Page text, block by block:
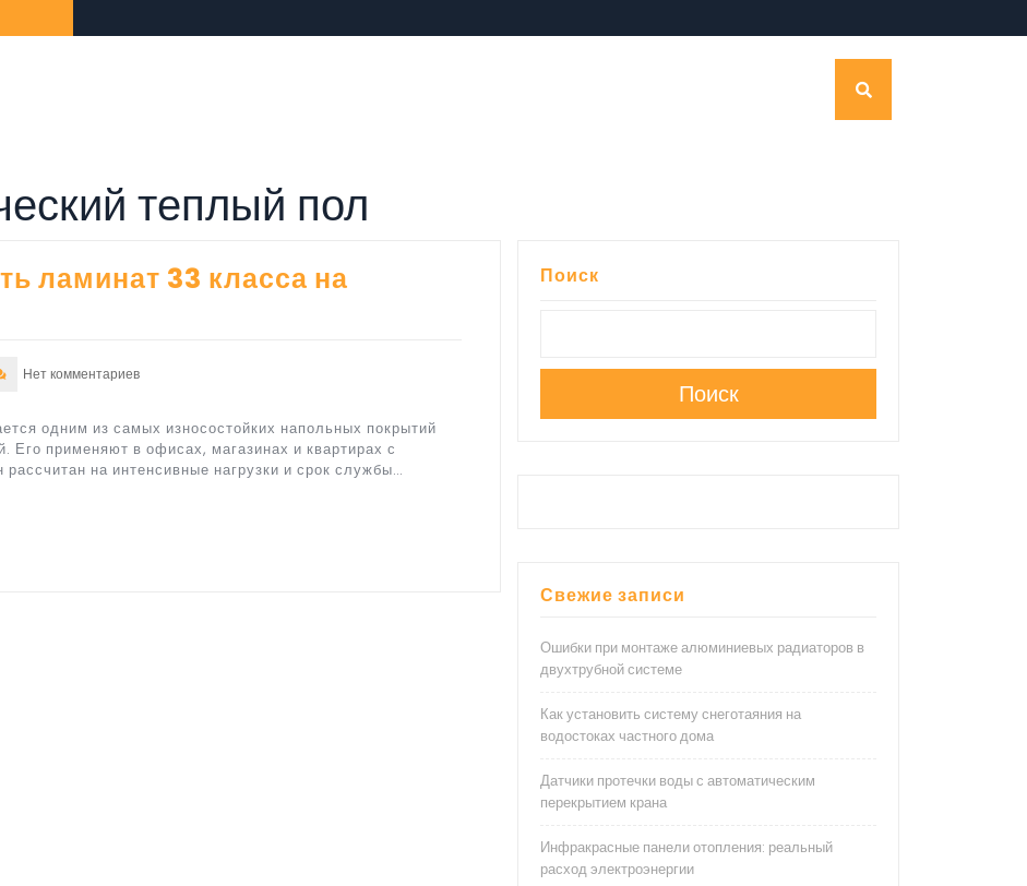
теплый пол
ламинат 33 класса на
Нет комментариев
одним из самых износостойких напольных покрытий
применяют в офисах, магазинах и квартирах с
на интенсивные нагрузки и срок службы…
Поиск
Поиск
Свежие записи
Ошибки при монтаже алюминиевых радиаторов в
двухтрубной системе
Как установить систему снеготаяния на
водостоках частного дома
Датчики протечки воды с автоматическим
перекрытием крана
Инфракрасные панели отопления: реальный
расход электроэнергии